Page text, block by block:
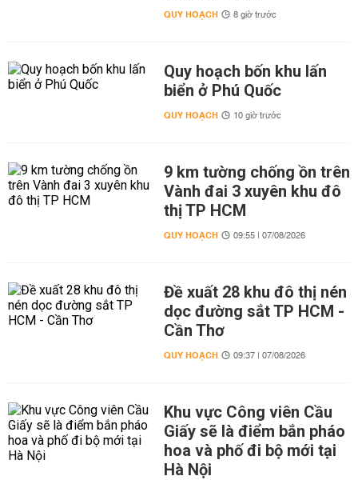
QUY HOẠCH 8 giờ trước
Quy hoạch bốn khu lấn
biển ở Phú Quốc
QUY HOẠCH 10 giờ trước
9 km tường chống ồn trên
Vành đai 3 xuyên khu đô
thị TP HCM
QUY HOẠCH 09:55 | 07/08/2026
Đề xuất 28 khu đô thị nén
dọc đường sắt TP HCM -
Cần Thơ
QUY HOẠCH 09:37 | 07/08/2026
Khu vực Công viên Cầu
Giấy sẽ là điểm bắn pháo
hoa và phố đi bộ mới tại
Hà Nội